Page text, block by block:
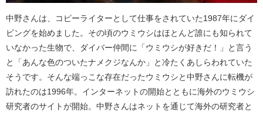
中野さんは、コピーライターとして仕事をされていた1987年にダイ
ビングを始めました。その頃のウミウシはほとんど誰にも知られて
いなかった生物で、ダイバー仲間に「ウミウシが好きだ！」と言う
と「あんな色のついたナメクジなんか」と冷たくあしらわれていた
そうです。そんな端っこな存在だったウミウシと中野さんに転機が
訪れたのは1996年。インターネットの開始とともに海外のウミウシ
研究者のサイトが開始。中野さんはネットを通じて海外の研究者と